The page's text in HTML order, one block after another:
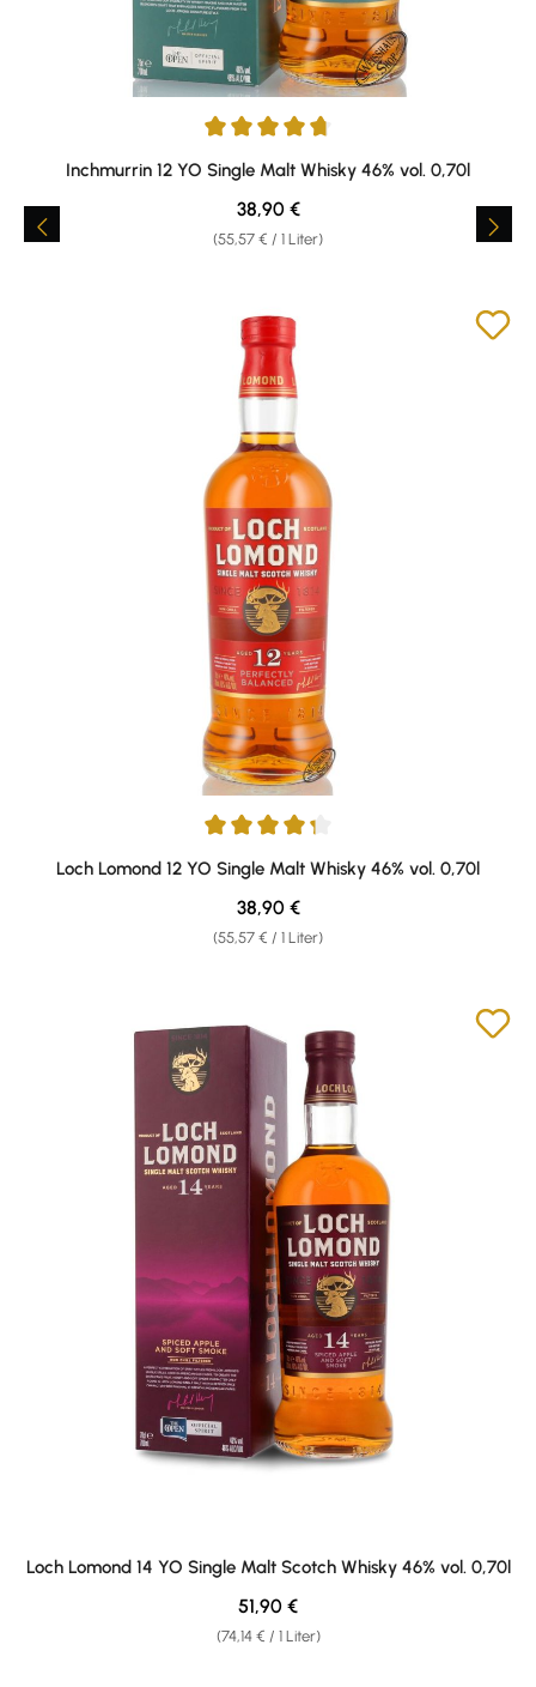
Durchschnittliche Bewertung von 4.73 von 5 Sternen
Inchmurrin 12 YO Single Malt Whisky 46% vol. 0,70l
(55,57 € / 1 Liter)
Regulärer Preis:
38,90 €
Durchschnittliche Bewertung von 4.24 von 5 Sternen
Loch Lomond 12 YO Single Malt Whisky 46% vol. 0,70l
(55,57 € / 1 Liter)
Regulärer Preis:
38,90 €
Loch Lomond 14 YO Single Malt Scotch Whisky 46% vol. 0,70l
(74,14 € / 1 Liter)
Regulärer Preis:
51,90 €